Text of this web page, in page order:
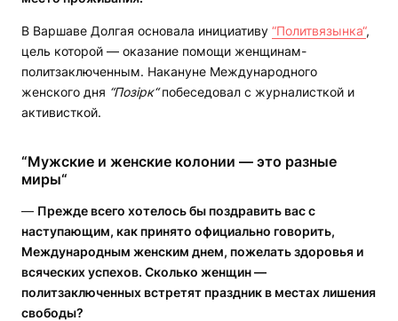
В Варшаве Долгая основала инициативу “Политвязынка“,
цель которой — оказание помощи женщинам-
политзаключенным. Накануне Международного
женского дня “Позірк“побеседовал с журналисткой и
активисткой.
“Мужские и женские колонии — это разные
миры“
— Прежде всего хотелось бы поздравить вас с
наступающим, как принято официально говорить,
Международным женским днем, пожелать здоровья и
всяческих успехов. Сколько женщин —
политзаключенных встретят праздник в местах лишения
свободы?